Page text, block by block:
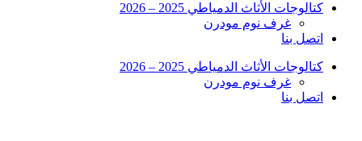
كتالوجات الأثاث الدمياطي 2025 – 2026
غرف نوم مودرن
اتصل بنا
كتالوجات الأثاث الدمياطي 2025 – 2026
غرف نوم مودرن
اتصل بنا